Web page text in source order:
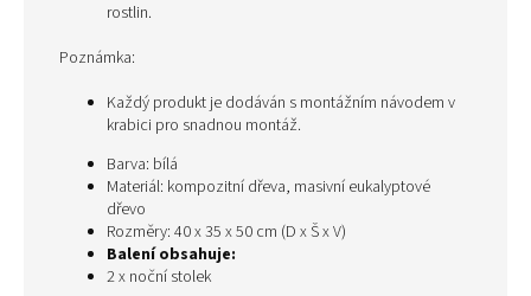
rostlin.
Poznámka:
Každý produkt je dodáván s montážním návodem v
krabici pro snadnou montáž.
Barva: bílá
Materiál: kompozitní dřeva, masivní eukalyptové
dřevo
Rozměry: 40 x 35 x 50 cm (D x Š x V)
Balení obsahuje:
2 x noční stolek